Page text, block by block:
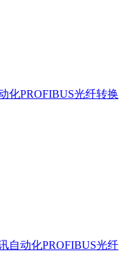
化PROFIBUS光纤转换
自动化PROFIBUS光纤